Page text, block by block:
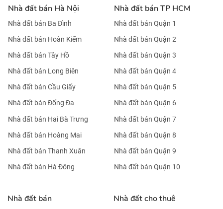
Nhà đất bán Hà Nội
Nhà đất bán Ba Đình
Nhà đất bán Hoàn Kiếm
Nhà đất bán Tây Hồ
Nhà đất bán Long Biên
Nhà đất bán Cầu Giấy
Nhà đất bán Đống Đa
Nhà đất bán Hai Bà Trưng
Nhà đất bán Hoàng Mai
Nhà đất bán Thanh Xuân
Nhà đất bán Hà Đông
Nhà đất bán TP HCM
Nhà đất bán Quận 1
Nhà đất bán Quận 2
Nhà đất bán Quận 3
Nhà đất bán Quận 4
Nhà đất bán Quận 5
Nhà đất bán Quận 6
Nhà đất bán Quận 7
Nhà đất bán Quận 8
Nhà đất bán Quận 9
Nhà đất bán Quận 10
Nhà đất bán Nhà đất cho thuê